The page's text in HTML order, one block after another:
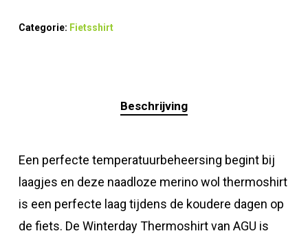
Categorie: Fietsshirt
Beschrijving
Een perfecte temperatuurbeheersing begint bij
laagjes en deze naadloze merino wol thermoshirt
is een perfecte laag tijdens de koudere dagen op
de fiets. De Winterday Thermoshirt van AGU is